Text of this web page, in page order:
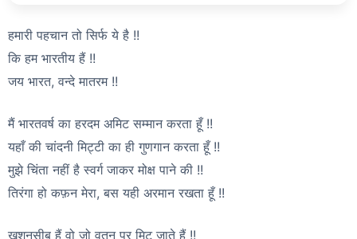
हमारी पहचान तो सिर्फ ये है !!
कि हम भारतीय हैं !!
जय भारत, वन्दे मातरम !!
मैं भारतवर्ष का हरदम अमिट सम्मान करता हूँ !!
यहाँ की चांदनी मिट्टी का ही गुणगान करता हूँ !!
मुझे चिंता नहीं है स्वर्ग जाकर मोक्ष पाने की !!
तिरंगा हो कफ़न मेरा, बस यही अरमान रखता हूँ !!
खुशनसीब हैं वो जो वतन पर मिट जाते हैं !!